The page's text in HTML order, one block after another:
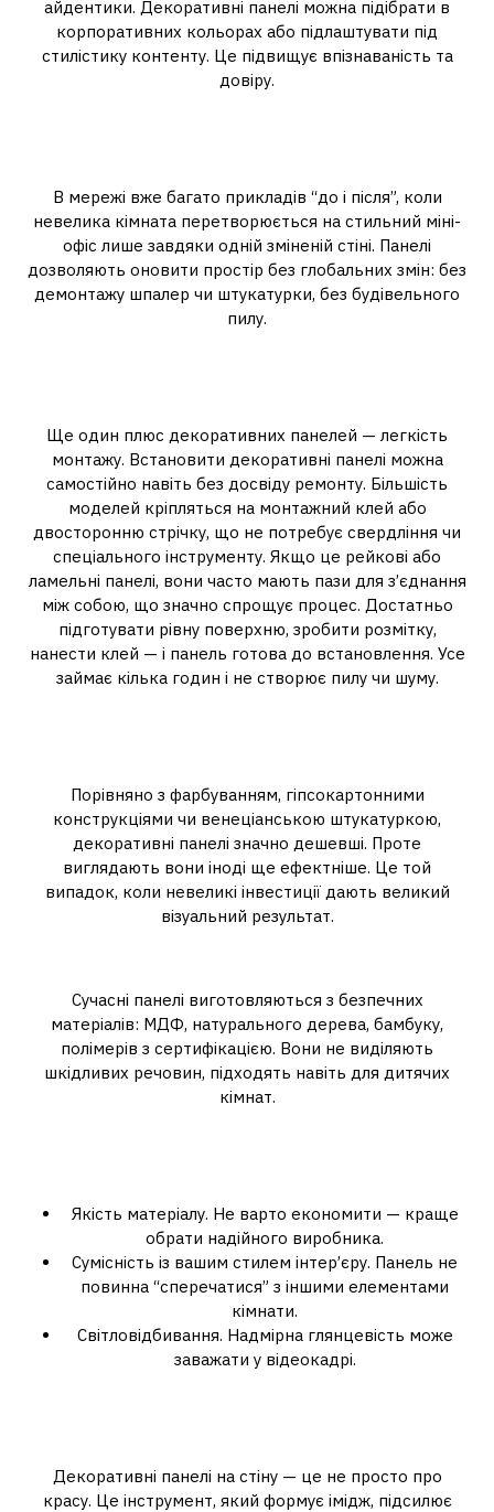
айдентики. Декоративні панелі можна підібрати в
корпоративних кольорах або підлаштувати під
стилістику контенту. Це підвищує впізнаваність та
довіру.
В мережі вже багато прикладів “до і після”, коли
невелика кімната перетворюється на стильний міні-
офіс лише завдяки одній зміненій стіні. Панелі
дозволяють оновити простір без глобальних змін: без
демонтажу шпалер чи штукатурки, без будівельного
пилу.
Ще один плюс декоративних панелей — легкість
монтажу. Встановити декоративні панелі можна
самостійно навіть без досвіду ремонту. Більшість
моделей кріпляться на монтажний клей або
двосторонню стрічку, що не потребує свердління чи
спеціального інструменту. Якщо це рейкові або
ламельні панелі, вони часто мають пази для з’єднання
між собою, що значно спрощує процес. Достатньо
підготувати рівну поверхню, зробити розмітку,
нанести клей — і панель готова до встановлення. Усе
займає кілька годин і не створює пилу чи шуму.
Порівняно з фарбуванням, гіпсокартонними
конструкціями чи венеціанською штукатуркою,
декоративні панелі значно дешевші. Проте
виглядають вони іноді ще ефектніше. Це той
випадок, коли невеликі інвестиції дають великий
візуальний результат.
Сучасні панелі виготовляються з безпечних
матеріалів: МДФ, натурального дерева, бамбуку,
полімерів з сертифікацією. Вони не виділяють
шкідливих речовин, підходять навіть для дитячих
кімнат.
Якість матеріалу. Не варто економити — краще
обрати надійного виробника.
Сумісність із вашим стилем інтер’єру. Панель не
повинна “сперечатися” з іншими елементами
кімнати.
Світловідбивання. Надмірна глянцевість може
заважати у відеокадрі.
Декоративні панелі на стіну — це не просто про
красу. Це інструмент, який формує імідж, підсилює